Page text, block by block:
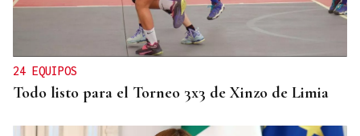
Gaseosas Roca, medio siglo creciendo junto a
Valdeorras y Coca-Cola
24 EQUIPOS
Todo listo para el Torneo 3x3 de Xinzo de Limia